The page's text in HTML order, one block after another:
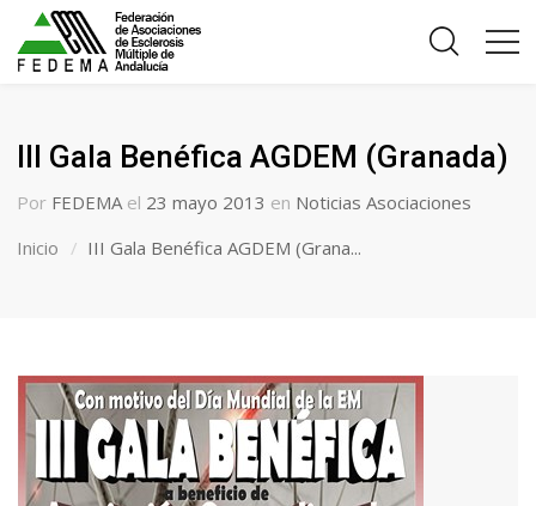
III Gala Benéfica AGDEM (Granada)
Por FEDEMA el 23 mayo 2013 en Noticias Asociaciones
Inicio
III Gala Benéfica AGDEM (Grana...